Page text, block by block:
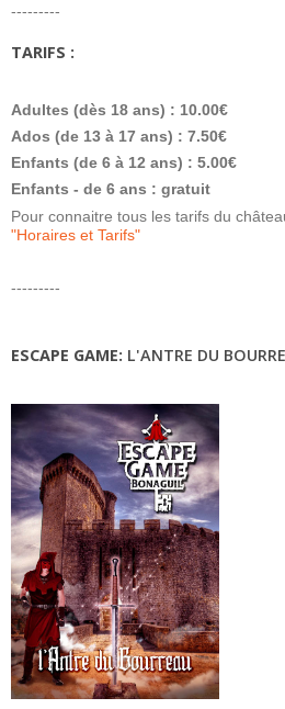
---------
TARIFS :
Adultes (dès 18 ans) : 10.00€
Ados (de 13 à 17 ans) : 7.50€
Enfants (de 6 à 12 ans) : 5.00€
Enfants - de 6 ans : gratuit
Pour connaitre tous les tarifs du
"Horaires et Tarifs"
---------
ESCAPE GAME: L'ANTRE DU